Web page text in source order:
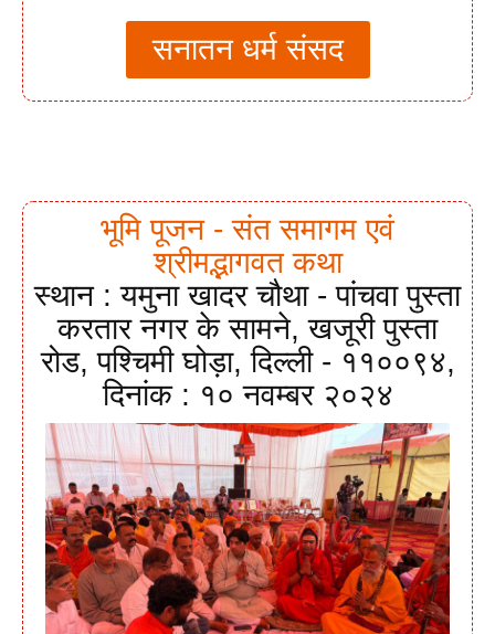
सनातन धर्म संसद
भूमि पूजन - संत समागम एवं
श्रीमद्भागवत कथा
स्थान : यमुना खादर चौथा - पांचवा पुस्ता
करतार नगर के सामने, खजूरी पुस्ता
रोड, पश्चिमी घोड़ा, दिल्ली - ११००९४,
दिनांक : १० नवम्बर २०२४